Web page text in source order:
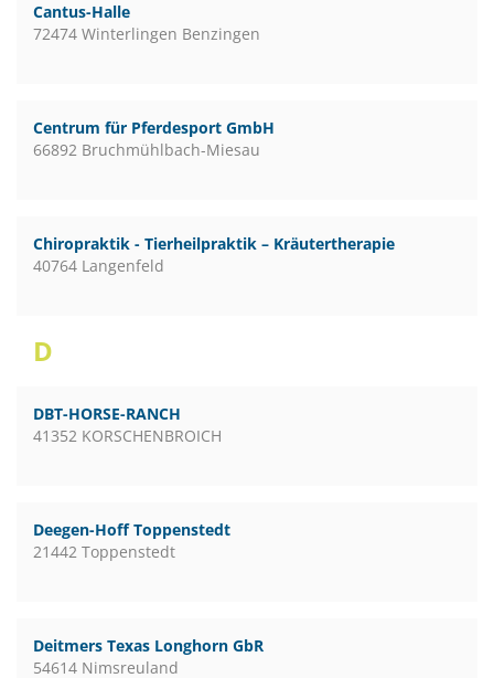
Cantus-Halle
72474 Winterlingen Benzingen
Centrum für Pferdesport GmbH
66892 Bruchmühlbach-Miesau
Chiropraktik - Tierheilpraktik – Kräutertherapie
40764 Langenfeld
D
DBT-HORSE-RANCH
41352 KORSCHENBROICH
Deegen-Hoff Toppenstedt
21442 Toppenstedt
Deitmers Texas Longhorn GbR
54614 Nimsreuland